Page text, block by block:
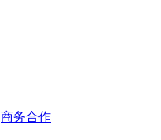
商务合作